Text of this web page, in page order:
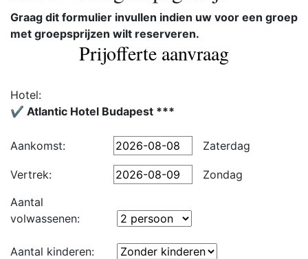
Graag dit formulier invullen indien uw voor een groep
met groepsprijzen wilt reserveren.
Prijofferte aanvraag
Hotel:
✔️ Atlantic Hotel Budapest ***
Aankomst: Zaterdag
Vertrek:
Zondag
Aantal
volwassenen:
Aantal kinderen: